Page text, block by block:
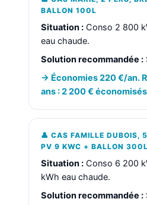
BALLON 100L
Situation : Conso 2 800
eau chaude.
Solution recommandée :
→ Économies 220 €/an.
ans : 2 200 €
👤 CAS FAMILLE DUBOIS,
PV 9 KWC + BALLON 300L
Situation : Conso 6 200
kWh eau chaude.
Solution recommandée :